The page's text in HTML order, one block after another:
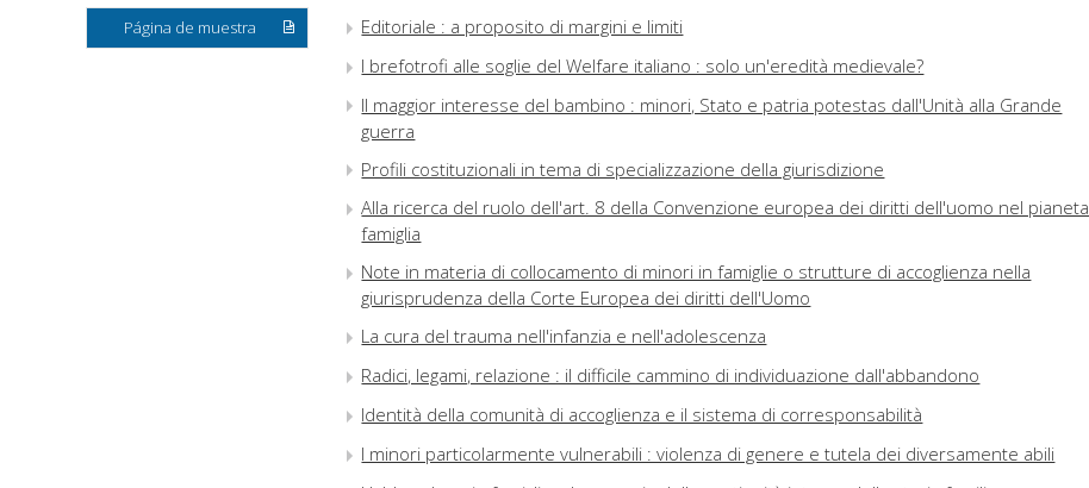
Página de muestra Editoriale : a proposito di margini e limiti
I brefotrofi alle soglie del Welfare italiano : solo un'eredità medievale?
Il maggior interesse del bambino : minori, Stato e patria potestas dall'Unità alla Grande
guerra
Profili costituzionali in tema di specializzazione della giurisdizione
Alla ricerca del ruolo dell'art. 8 della Convenzione europea dei diritti dell'uomo nel pianeta
famiglia
Note in materia di collocamento di minori in famiglie o strutture di accoglienza nella
giurisprudenza della Corte Europea dei diritti dell'Uomo
La cura del trauma nell'infanzia e nell'adolescenza
Radici, legami, relazione : il difficile cammino di individuazione dall'abbandono
Identità della comunità di accoglienza e il sistema di corresponsabilità
I minori particolarmente vulnerabili : violenza di genere e tutela dei diversamente abili